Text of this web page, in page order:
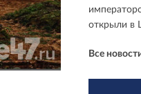
открыли в
Все